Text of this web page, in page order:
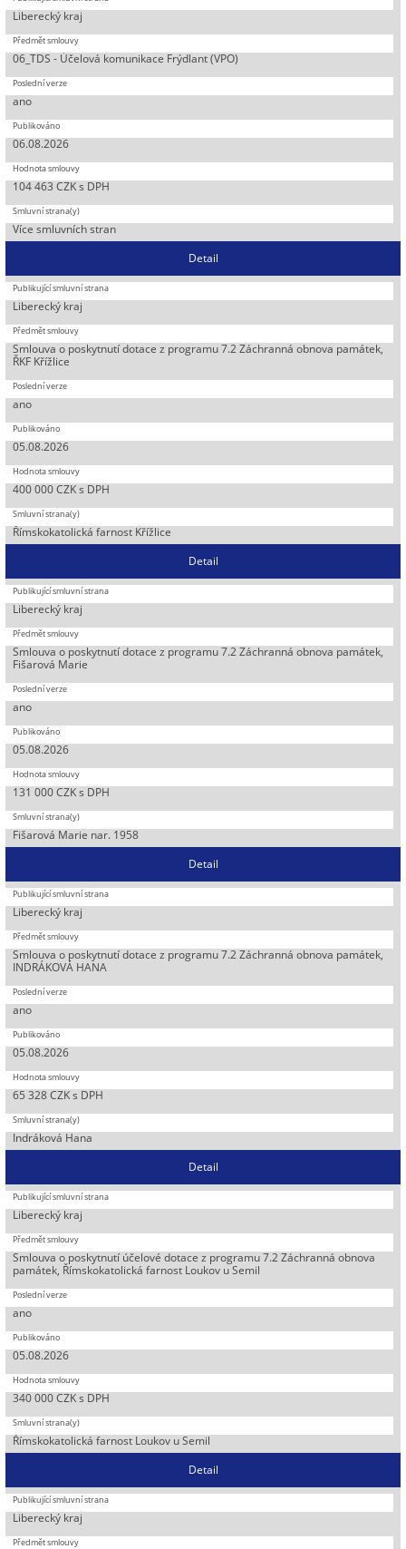
Liberecký kraj
06_TDS - Účelová komunikace Frýdlant (VPO)
ano
06.08.2026
104 463 CZK s DPH
Více smluvních stran
Detail
Liberecký kraj
Smlouva o poskytnutí dotace z programu 7.2 Záchranná obnova památek,
ŘKF Křížlice
ano
05.08.2026
400 000 CZK s DPH
Římskokatolická farnost Křížlice
Detail
Liberecký kraj
Smlouva o poskytnutí dotace z programu 7.2 Záchranná obnova památek,
Fišarová Marie
ano
05.08.2026
131 000 CZK s DPH
Fišarová Marie nar. 1958
Detail
Liberecký kraj
Smlouva o poskytnutí dotace z programu 7.2 Záchranná obnova památek,
INDRÁKOVÁ HANA
ano
05.08.2026
65 328 CZK s DPH
Indráková Hana
Detail
Liberecký kraj
Smlouva o poskytnutí účelové dotace z programu 7.2 Záchranná obnova
památek, Římskokatolická farnost Loukov u Semil
ano
05.08.2026
340 000 CZK s DPH
Římskokatolická farnost Loukov u Semil
Detail
Liberecký kraj